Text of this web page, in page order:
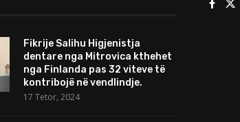
Fikrije Salihu Higjenistja
dentare nga Mitrovica kthehet
nga Finlanda pas 32 viteve të
kontribojë në vendlindje.
17 Tetor, 2024